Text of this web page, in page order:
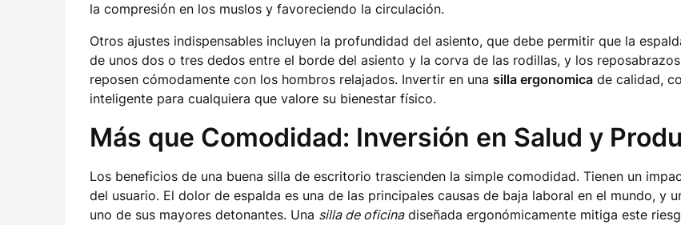
la compresión en los muslos y favoreciendo la circulación.
Otros ajustes indispensables incluyen la profundidad del asiento, que debe permitir que la
de unos dos o tres dedos entre el borde del asiento y la corva de las rodillas, y los
reposen cómodamente con los hombros relajados. Invertir en una silla ergonomica de calidad,
inteligente para cualquiera que valore su bienestar físico.
Más que Comodidad: Inversión en Salud y
Los beneficios de una buena silla de escritorio trascienden la simple comodidad. Tienen un
del usuario. El dolor de espalda es una de las principales causas de baja laboral en el mundo, y
uno de sus mayores detonantes. Una silla de oficinadiseñada ergonómicamente mitiga este